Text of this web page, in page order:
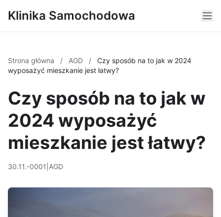
Klinika Samochodowa
Strona główna / AGD /
Czy sposób na to jak w 2024
wyposażyć mieszkanie jest łatwy?
Czy sposób na to jak w
2024 wyposażyć
mieszkanie jest łatwy?
30.11.-0001 AGD